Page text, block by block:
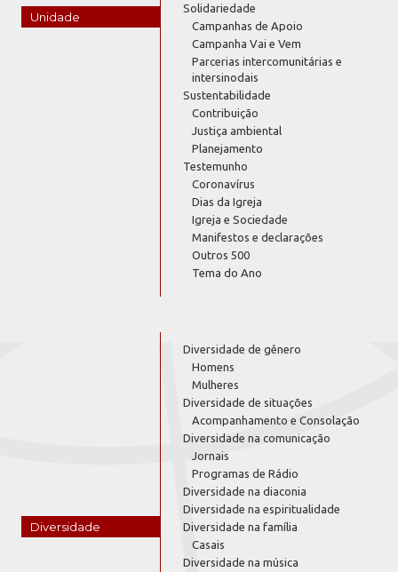
Unidade
Solidariedade
Campanhas de Apoio
Campanha Vai e Vem
Parcerias intercomunitárias e
intersinodais
Sustentabilidade
Contribuição
Justiça ambiental
Planejamento
Testemunho
Coronavírus
Dias da Igreja
Igreja e Sociedade
Manifestos e declarações
Outros 500
Tema do Ano
Diversidade
Diversidade de gênero
Homens
Mulheres
Diversidade de situações
Acompanhamento e Consolação
Diversidade na comunicação
Jornais
Programas de Rádio
Diversidade na diaconia
Diversidade na espiritualidade
Diversidade na família
Casais
Diversidade na música